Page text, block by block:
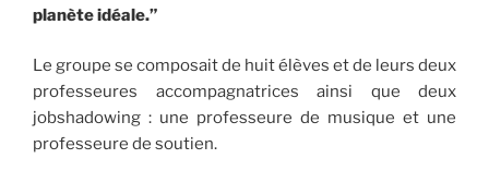
planète idéale.”
Le groupe se composait de huit élèves et de leurs deux
professeures accompagnatrices ainsi que deux
jobshadowing : une professeure de musique et une
professeure de soutien.